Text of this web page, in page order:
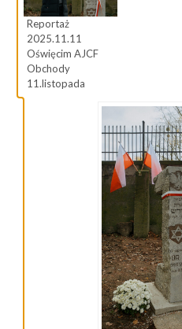
Reportaż
2025.11.11
Oświęcim AJCF
Obchody
11.listopada